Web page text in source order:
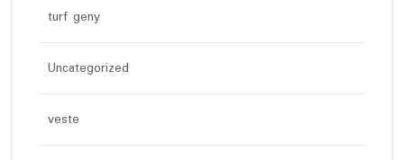
turf geny
Uncategorized
veste